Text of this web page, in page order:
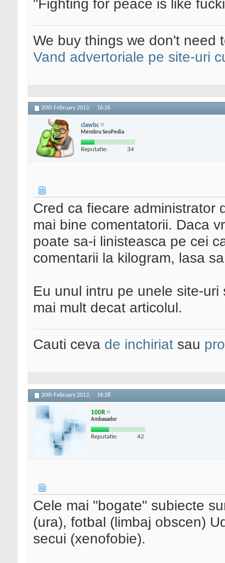
"Fighting for peace is like
We buy things we don't need
Vand advertoriale pe site-uri
20th February 2013, 16:26
clawbc
Membru SeoPedia
Reputatie: 34
Cred ca fiecare administrator
mai bine comentatorii. Daca
poate sa-i linisteasca pe cei
comentarii la kilogram, lasa
Eu unul intru pe unele site-
mai mult decat articolul.
Cauti ceva de inchiriat sau
20th February 2013, 16:28
100R
Ambasador
Reputatie: 42
Cele mai "bogate" subiecte
(ura), fotbal (limbaj obscen)
secui (xenofobie).